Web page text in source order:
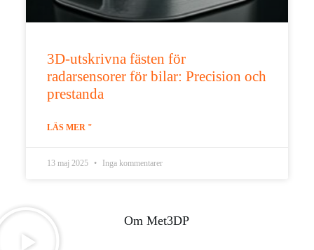
3D-utskrivna fästen för
radarsensorer för bilar: Precision och
prestanda
LÄS MER "
13 maj 2025 Inga kommentarer
Om Met3DP